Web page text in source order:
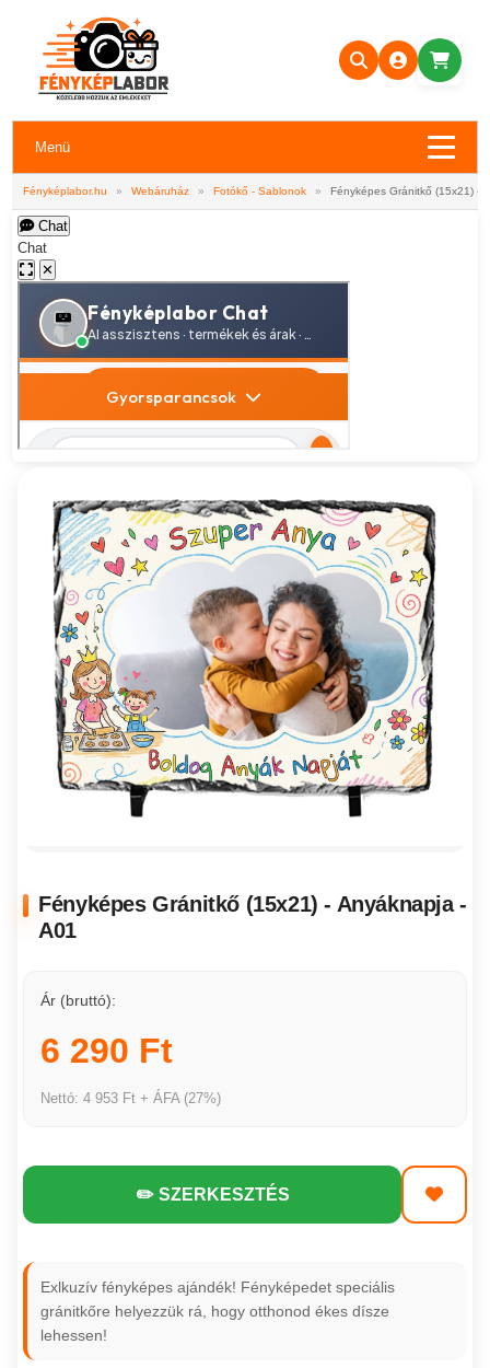
Menü
Fényképlabor.hu » Webáruház » Fotókő - Sablonok » Fényképes Gránitkő (15x21) -
Chat
Chat
✕
Fényképes Gránitkő (15x21) - Anyáknapja -
A01
Ár (bruttó):
6 290 Ft
Nettó: 4 953 Ft + ÁFA (27%)
✏️ SZERKESZTÉS
Exlkuzív fényképes ajándék! Fényképedet speciális
gránitkőre helyezzük rá, hogy otthonod ékes dísze
lehessen!